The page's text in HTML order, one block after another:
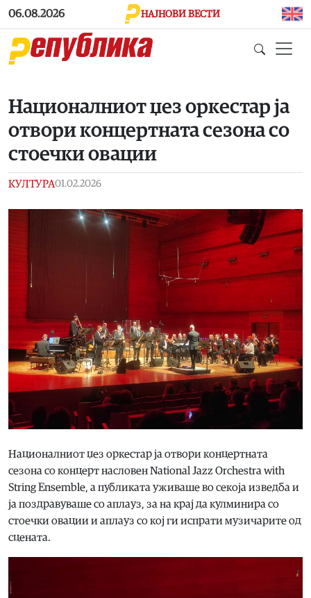
Skip to main content
06.08.2026 НАЈНОВИ ВЕСТИ
Националниот џез оркестар ја
отвори концертната сезона со
стоечки овации
КУЛТУРА01.02.2026
Националниот џез оркестар ја отвори концертната
сезона со концерт насловен National Jazz Orchestra with
String Ensemble, а публиката уживаше во секоја изведба и
ја поздравуваше со аплауз, за на крај да кулминира со
стоечки овации и аплауз со кој ги испрати музичарите од
сцената.